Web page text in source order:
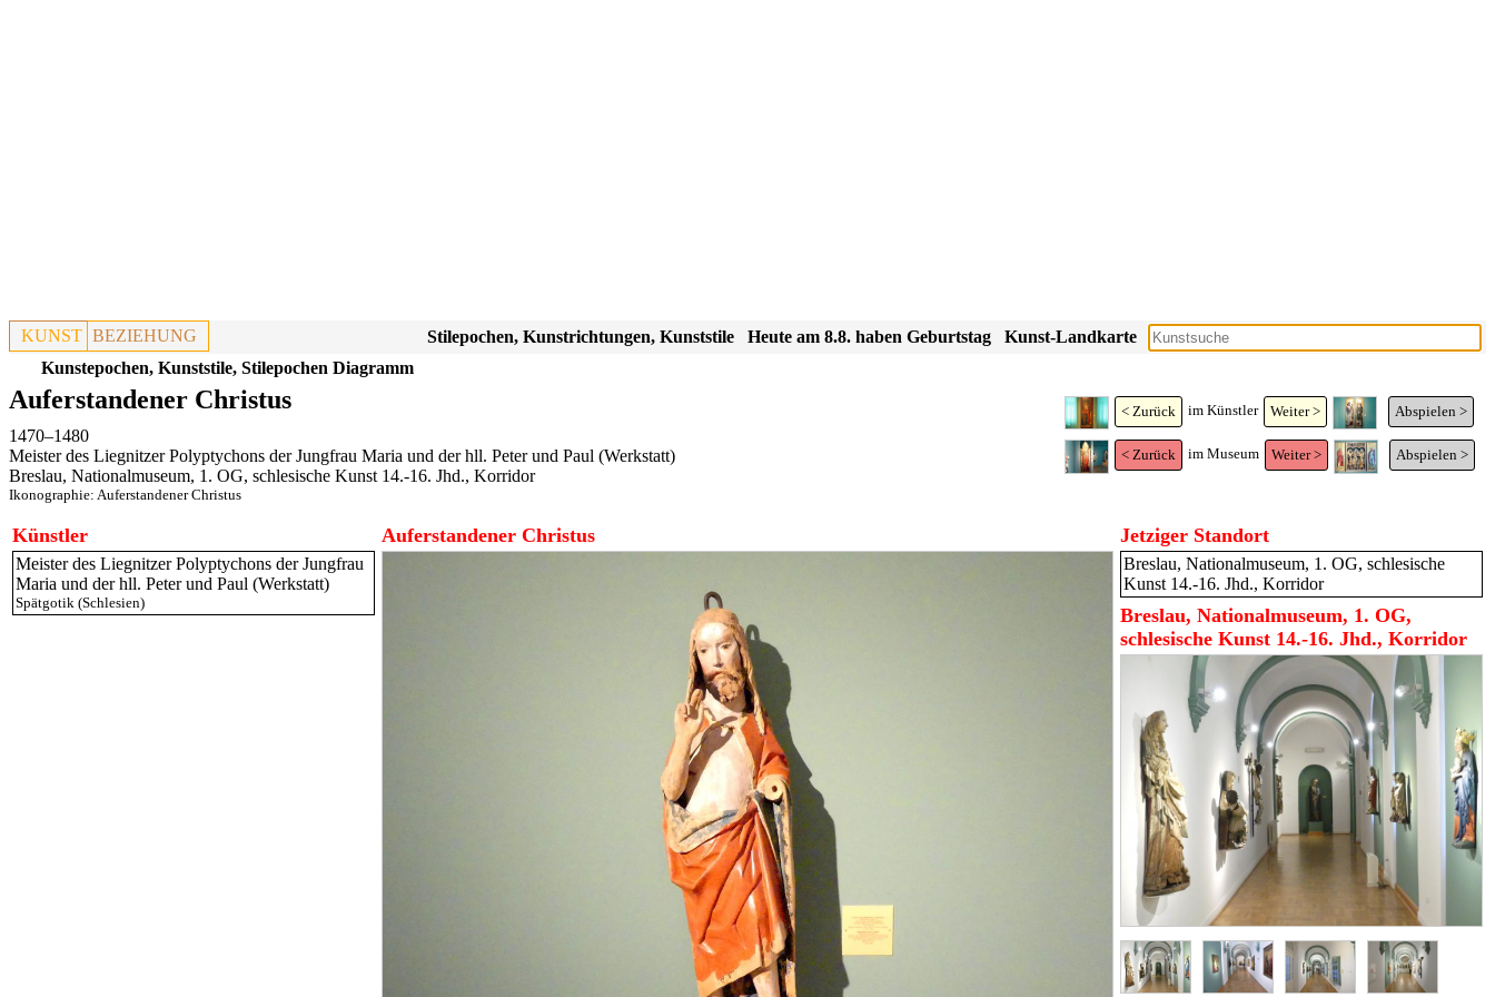
KUNST BEZIEHUNG Kunst-Landkarte
Heute am 8.8. haben Geburtstag
Stilepochen, Kunstrichtungen, Kunststile
Kunstepochen, Kunststile, Stilepochen Diagramm
< Zurück im Künstler Weiter > Abspielen >
< Zurück im Museum Weiter > Abspielen >
Auferstandener Christus
1470–1480
Meister des Liegnitzer Polyptychons der Jungfrau Maria und der hll. Peter und Paul (Werkstatt)
Breslau, Nationalmuseum, 1. OG, schlesische Kunst 14.-16. Jhd., Korridor
Ikonographie: Auferstandener Christus
Künstler
Meister des Liegnitzer Polyptychons der Jungfrau
Maria und der hll. Peter und Paul (Werkstatt)
Spätgotik (Schlesien)
Auferstandener Christus Jetziger Standort
Breslau, Nationalmuseum, 1. OG, schlesische
Kunst 14.-16. Jhd., Korridor
Breslau, Nationalmuseum, 1. OG,
schlesische Kunst 14.-16. Jhd., Korridor